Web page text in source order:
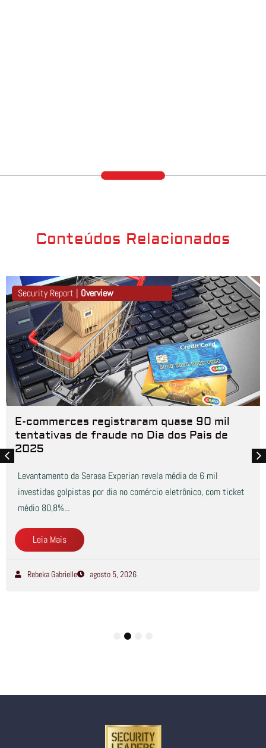
Conteúdos Relacionados
Security Report | Overview
E-commerces registraram quase 90 mil
tentativas de fraude no Dia dos Pais de
2025
Levantamento da Serasa Experian revela média de 6 mil
investidas golpistas por dia no comércio eletrônico, com ticket
médio 80,8%...
Leia Mais
Rebeka Gabrielle agosto 5, 2026